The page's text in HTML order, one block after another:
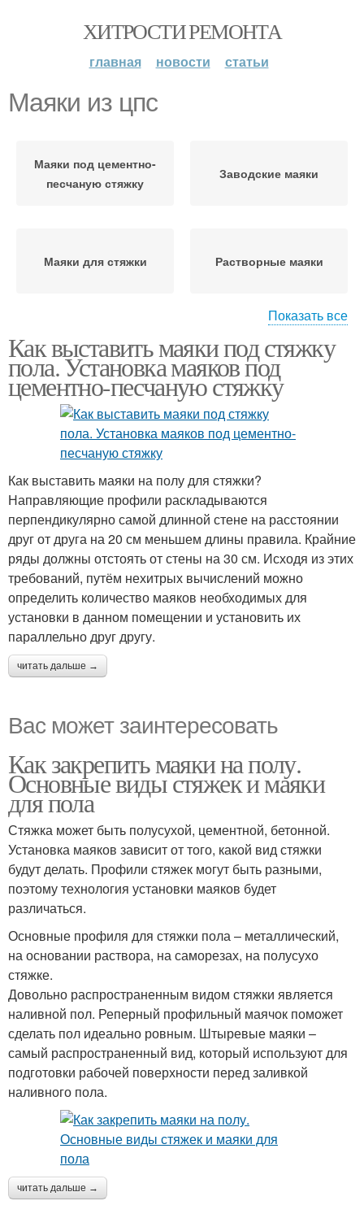
ХИТРОСТИ РЕМОНТА
главная новости статьи
Маяки из цпс
Маяки под цементно-
песчаную стяжку
Заводские маяки
Маяки для стяжки Растворные маяки
Маяки с помощью
бетонирования
Маяки из раствора
Маяки из
Штукатурные маяки
Показать все
Как выставить маяки под стяжку
пола. Установка маяков под
цементно-песчаную стяжку
Как выставить маяки на полу для стяжки?
Направляющие профили раскладываются
перпендикулярно самой длинной стене на расстоянии
друг от друга на 20 см меньшем длины правила. Крайние
ряды должны отстоять от стены на 30 см. Исходя из этих
требований, путём нехитрых вычислений можно
определить количество маяков необходимых для
установки в данном помещении и установить их
параллельно друг другу.
читать дальше →
Вас может заинтересовать
Как закрепить маяки на полу.
Основные виды стяжек и маяки
для пола
Стяжка может быть полусухой, цементной, бетонной.
Установка маяков зависит от того, какой вид стяжки
будут делать. Профили стяжек могут быть разными,
поэтому технология установки маяков будет
различаться.
Основные профиля для стяжки пола – металлический,
на основании раствора, на саморезах, на полусухо
стяжке.
Довольно распространенным видом стяжки является
наливной пол. Реперный профильный маячок поможет
сделать пол идеально ровным. Штыревые маяки –
самый распространенный вид, который используют для
подготовки рабочей поверхности перед заливкой
наливного пола.
читать дальше →